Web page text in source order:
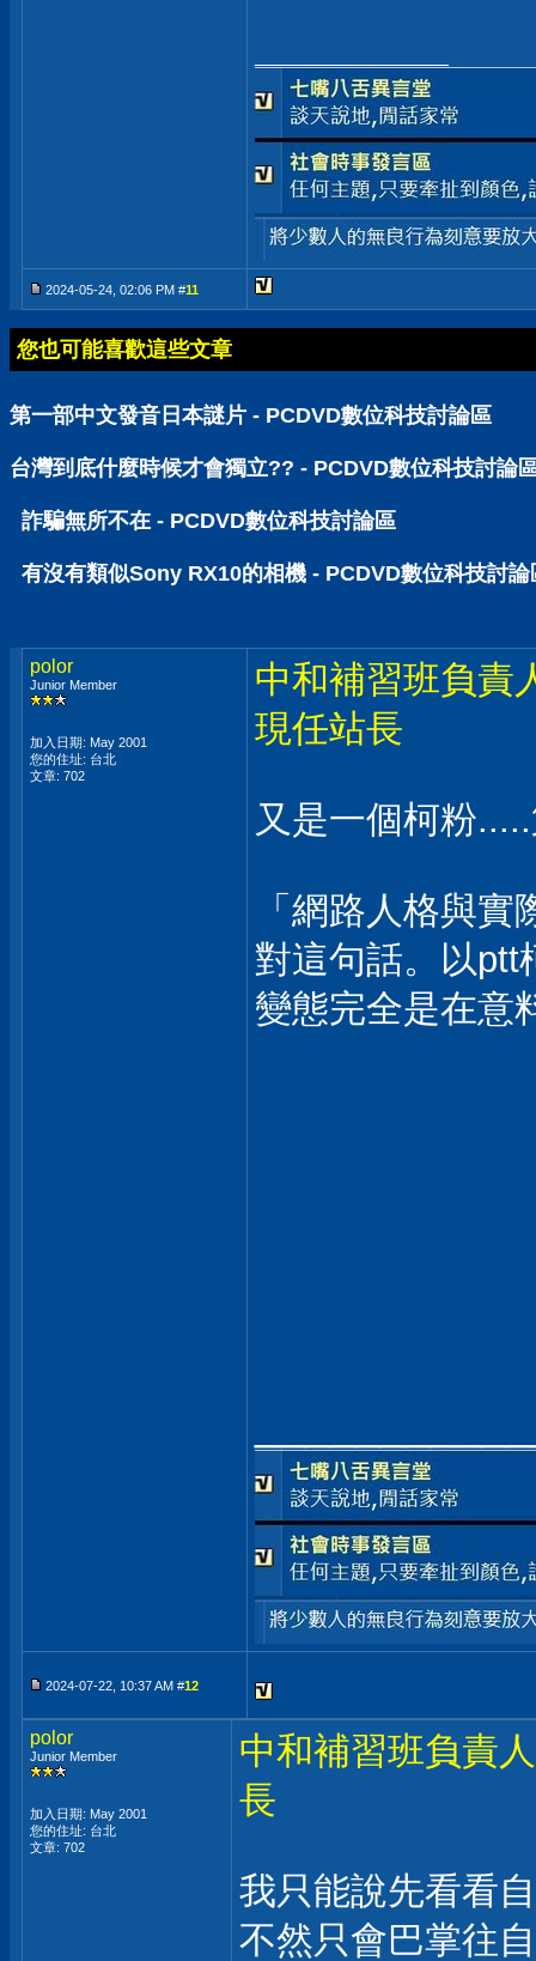
2024-05-24, 02:06 PM #11
您也可能喜歡這些文章
第一部中文發音日本謎片 - PCDVD數位科技討論區
台灣到底什麼時候才會獨立?? - PCDVD數位科技討論
詐騙無所不在 - PCDVD數位科技討論區
有沒有類似Sony RX10的相機 - PCDVD數位科技討論
polor
Junior Member
加入日期: May 2001
您的住址: 台北
文章: 702
中和補習班負責
現任站長
又是一個柯粉
「網路人格與
對這句話。以ptt
變態完全是在意
2024-07-22, 10:37 AM #12
polor
Junior Member
加入日期: May 2001
您的住址: 台北
文章: 702
中和補習班負責
長
我只能說先看看
不然只會巴掌往